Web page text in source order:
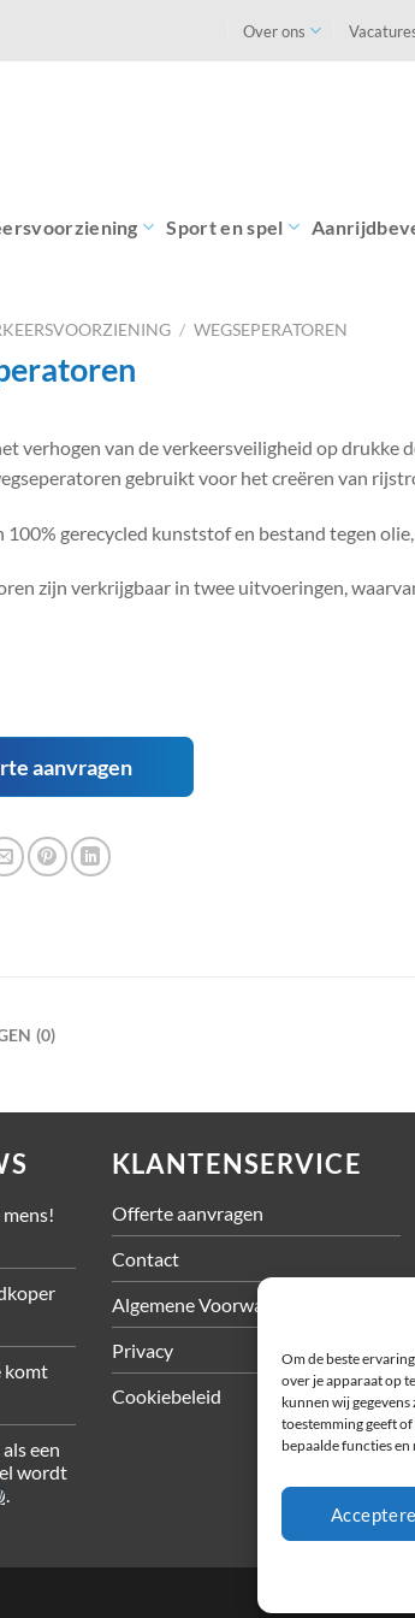
Om de beste
over je apparaat op
kunnen wij
toestemming geeft
bepaalde functies
Over ons
Sport en spel
/ WEGSEPERATOREN
verhogen van de verkeersveiligheid op drukke
gebruikt voor het creëren van
100% gerecycled kunststof en bestand tegen
zijn verkrijgbaar in twee uitvoeringen,
aanvragen
(0)
komt
een
wordt
.
KLANTENSERVICE
Offerte aanvragen
Contact
Algemene Voorwaarden
Privacy
Cookiebeleid